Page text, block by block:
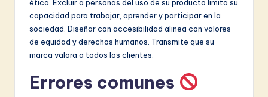
ética. Excluir a personas del uso de su producto limita su
capacidad para trabajar, aprender y participar en la
sociedad. Diseñar con accesibilidad alinea con valores
de equidad y derechos humanos. Transmite que su
marca valora a todos los clientes.
Errores comunes